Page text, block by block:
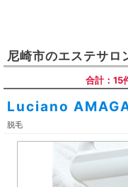
尼崎市のエステサロ
合計：15
Luciano
脱毛